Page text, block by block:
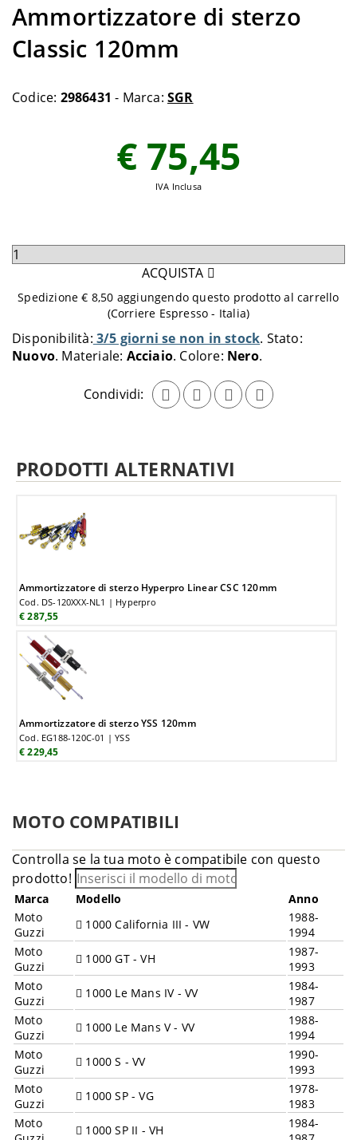
Ammortizzatore di sterzo
Classic 120mm
Codice: 2986431 - Marca:SGR
Disponibilità: 3/5 giorni se non in stock Stato:
Nuovo Materiale: Acciaio Colore: Nero
Condividi:
€ 75,45
IVA Inclusa
Seleziona
aggiungere
carrello
ACQUISTA
Spedizione € 8,50 aggiungendo questo prodotto al carrello
(Corriere Espresso - Italia)
PRODOTTI ALTERNATIVI
Ammortizzatore di sterzo Hyperpro Linear CSC 120mm
Cod. DS-120XXX-NL1 | Hyperpro
€ 287,55
Ammortizzatore di sterzo YSS 120mm
Cod. EG188-120C-01 | YSS
€ 229,45
MOTO COMPATIBILI
Controlla se la tua moto è compatibile con questo
prodotto!
Marca Modello
Anno
Moto
Guzzi
1000 California III - VW
1988-
1994
Moto
Guzzi
1000 GT - VH
1987-
1993
Moto
Guzzi
1000 Le Mans IV - VV
1984-
1987
Moto
Guzzi
1000 Le Mans V - VV
1988-
1994
Moto
Guzzi
1000 S - VV
1990-
1993
Moto
Guzzi
1000 SP - VG
1978-
1983
Moto
1000 SP II - VH
1984-